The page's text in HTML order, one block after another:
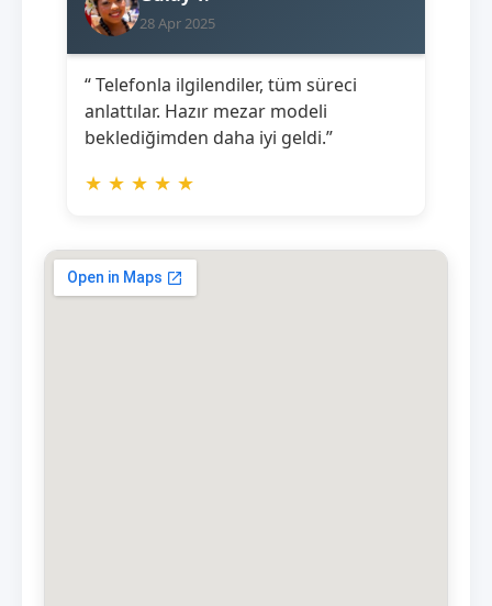
28 Apr 2025
“ Telefonla ilgilendiler, tüm süreci
anlattılar. Hazır mezar modeli
beklediğimden daha iyi geldi.”
★ ★ ★ ★ ★